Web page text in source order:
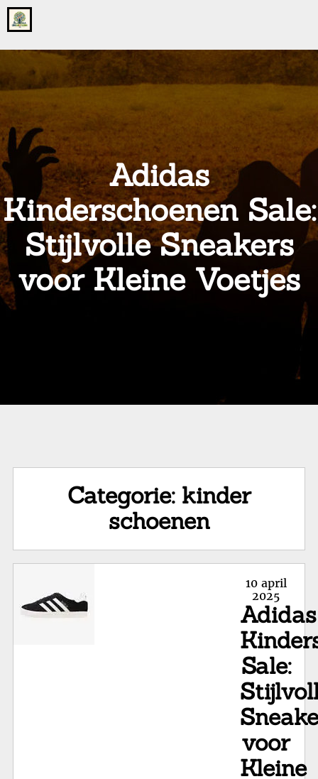
Go
to
home
onsgrotegezin.nl
Adidas
Kinderschoenen Sale:
Stijlvolle Sneakers
voor Kleine Voetjes
Categorie: kinder
schoenen
Posted
on
10 april
2025
Adidas
Sale:
voor
Kleine